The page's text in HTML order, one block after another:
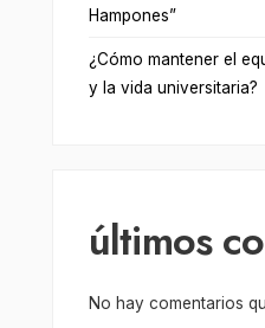
Hampones”
¿Cómo mantener el
y la vida universitaria?
últimos
No hay comentarios